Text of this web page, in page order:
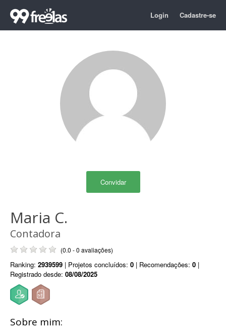
Login Cadastre-se
Convidar
Maria C.
Contadora
(0.0 - 0 avaliações)
Ranking: 2939599 | Projetos concluídos: 0 | Recomendações: 0 |
Registrado desde: 08/08/2025
Sobre mim: